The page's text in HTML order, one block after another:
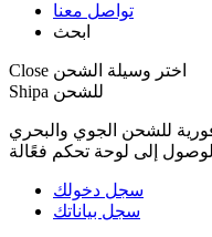
تواصل معنا
ابحث
Close اختر وسيلة الشحن
Shipa للشحن
للشحن الجوي والبحري
إلى لوحة تحكم فعًالة
سجل دخولك
سجل بياناتك